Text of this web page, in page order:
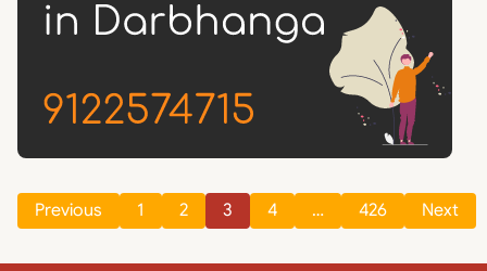
Previous 1 2 3 4 … 426 Next